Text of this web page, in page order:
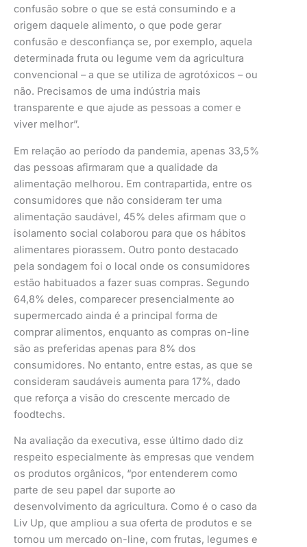
confusão sobre o que se está consumindo e a
origem daquele alimento, o que pode gerar
confusão e desconfiança se, por exemplo, aquela
determinada fruta ou legume vem da agricultura
convencional – a que se utiliza de agrotóxicos – ou
não. Precisamos de uma indústria mais
transparente e que ajude as pessoas a comer e
viver melhor”.
Em relação ao período da pandemia, apenas 33,5%
das pessoas afirmaram que a qualidade da
alimentação melhorou. Em contrapartida, entre os
consumidores que não consideram ter uma
alimentação saudável, 45% deles afirmam que o
isolamento social colaborou para que os hábitos
alimentares piorassem. Outro ponto destacado
pela sondagem foi o local onde os consumidores
estão habituados a fazer suas compras. Segundo
64,8% deles, comparecer presencialmente ao
supermercado ainda é a principal forma de
comprar alimentos, enquanto as compras on-line
são as preferidas apenas para 8% dos
consumidores. No entanto, entre estas, as que se
consideram saudáveis aumenta para 17%, dado
que reforça a visão do crescente mercado de
foodtechs.
Na avaliação da executiva, esse último dado diz
respeito especialmente às empresas que vendem
os produtos orgânicos, “por entenderem como
parte de seu papel dar suporte ao
desenvolvimento da agricultura. Como é o caso da
Liv Up, que ampliou a sua oferta de produtos e se
tornou um mercado on-line, com frutas, legumes e